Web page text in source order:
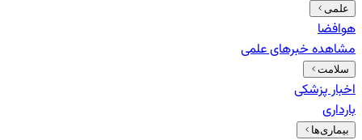
علمی
هوافضا
مشاهده خبرهایعلمی
سلامت
اخبار پزشکی
بارداری
بیماری‌ها